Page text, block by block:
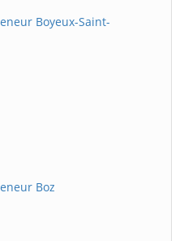
Boyeux-Saint-
Boz